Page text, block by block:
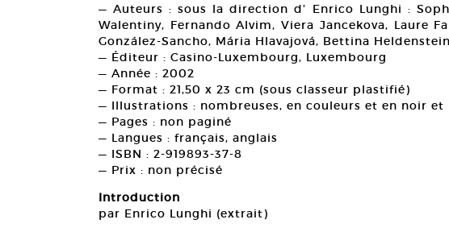
— Auteurs : sous la direction d’ Enrico Lunghi :
Walentiny, Fernando Alvim, Viera Jancekova, Laure
González-Sancho, Mária Hlavajová, Bettina
— Éditeur : Casino-Luxembourg, Luxembourg
— Année : 2002
— Format : 21,50 x 23 cm (sous classeur plastifié)
— Illustrations : nombreuses, en couleurs et en noir et
— Pages : non paginé
— Langues : français, anglais
— ISBN : 2-919893-37-8
— Prix : non précisé
Introduction
par Enrico Lunghi (extrait)